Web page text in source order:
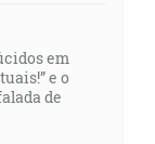
em
e o
de